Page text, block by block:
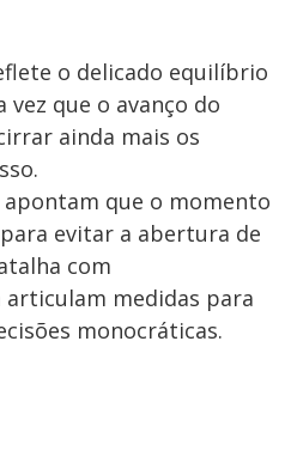
o delicado equilíbrio
vez que o avanço do
ainda mais os
que o momento
evitar a abertura de
com
medidas para
monocráticas.